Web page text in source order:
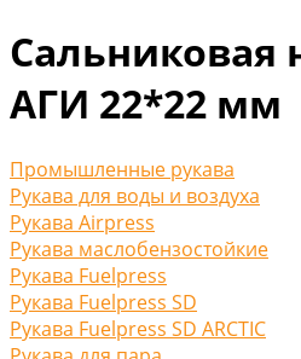
Сальниковая
АГИ 22*22 мм
Промышленные рукава
Рукава для воды и воздуха
Рукава Airpress
Рукава маслобензостойкие
Рукава Fuelpress
Рукава Fuelpress SD
Рукава Fuelpress SD ARCTIC